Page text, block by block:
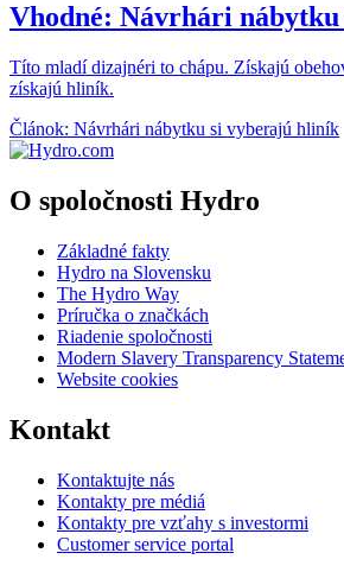
Vhodné: Návrhári
Títo mladí dizajnéri to chápu. Získajú
získajú hliník.
Článok: Návrhári nábytku si vyberajú hliník
O spoločnosti Hydro
Základné fakty
Hydro na Slovensku
The Hydro Way
Príručka o značkách
Riadenie spoločnosti
Modern Slavery Transparency
Website cookies
Kontakt
Kontaktujte nás
Kontakty pre médiá
Kontakty pre vzťahy s investormi
Customer service portal